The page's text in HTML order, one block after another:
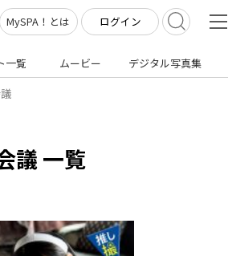
MySPA！とは ログイン
一覧 ムービー デジタル写真集
議 一覧